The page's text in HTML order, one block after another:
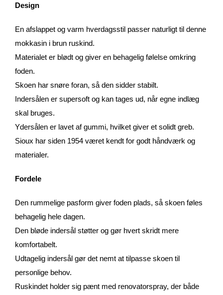
Design
En afslappet og varm hverdagsstil passer naturligt til denne
mokkasin i brun ruskind.
Materialet er blødt og giver en behagelig følelse omkring
foden.
Skoen har snøre foran, så den sidder stabilt.
Indersålen er supersoft og kan tages ud, når egne indlæg
skal bruges.
Ydersålen er lavet af gummi, hvilket giver et solidt greb.
Sioux har siden 1954 været kendt for godt håndværk og
materialer.
Fordele
Den rummelige pasform giver foden plads, så skoen føles
behagelig hele dagen.
Den bløde indersål støtter og gør hvert skridt mere
komfortabelt.
Udtagelig indersål gør det nemt at tilpasse skoen til
personlige behov.
Ruskindet holder sig pænt med renovatorspray, der både